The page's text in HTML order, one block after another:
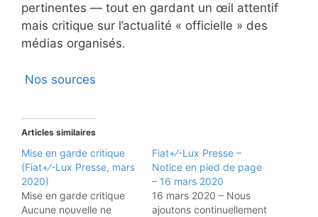
pertinentes — tout en gardant un œil attentif
mais critique sur l’actualité « officielle » des
médias organisés.
Nos sources
Articles similaires
Mise en garde critique
(Fiat+⁄-Lux Presse, mars
2020)
Mise en garde critique
Aucune nouvelle ne
Fiat+⁄-Lux Presse –
Notice en pied de page
– 16 mars 2020
16 mars 2020 – Nous
ajoutons continuellement